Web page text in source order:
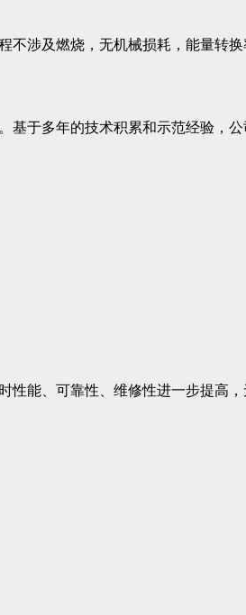
不涉及燃烧，无机械损耗，能量转
于多年的技术积累和示范经验，公
性能、可靠性、维修性进一步提高